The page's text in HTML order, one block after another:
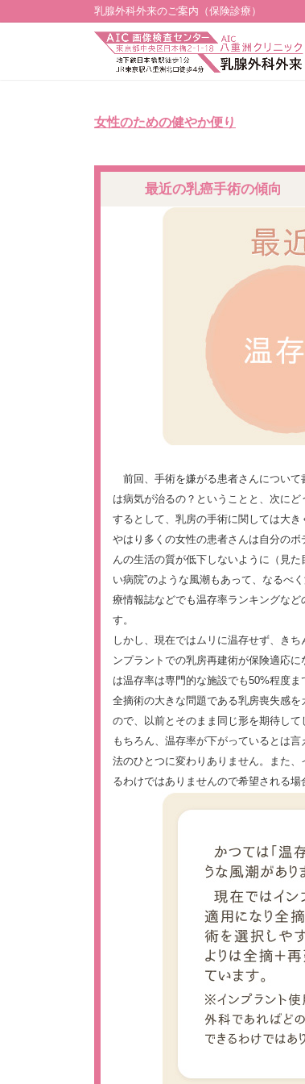
乳腺外科外来のご案内（保険診療）
女性のための健やか便り
最近の乳癌手術の傾向
前回、手術を嫌がる患者さんについて
は病気が治るの？ということと、次に
するとして、乳房の手術に関しては大
やはり多くの女性の患者さんは自分の
んの生活の質が低下しないように（見
い病院”のような風潮もあって、なるべ
療情報誌などでも温存率ランキングな
す。
しかし、現在ではムリに温存せず、き
ンプラントでの乳房再建術が保険適応
は温存率は専門的な施設でも50%程度
全摘術の大きな問題である乳房喪失感
ので、以前とそのまま同じ形を期待して
もちろん、温存率が下がっているとは
法のひとつに変わりありません。また
るわけではありませんので希望される場